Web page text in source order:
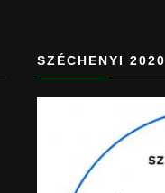
SZÉCHENYI 2020